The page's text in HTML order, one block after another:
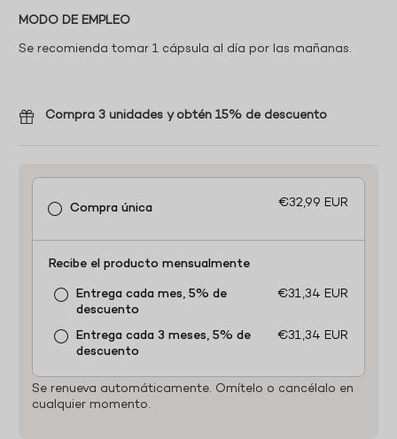
MODO DE EMPLEO
Se recomienda tomar 1 cápsula al día por las mañanas.
Compra 3 unidades y obtén 15% de descuento
Compra única €32,99 EUR
Recibe el producto mensualmente
Entrega cada mes, 5% de
descuento
€31,34 EUR
Entrega cada 3 meses, 5% de
descuento
€31,34 EUR
Se renueva automáticamente. Omítelo o cancélalo en
cualquier momento.